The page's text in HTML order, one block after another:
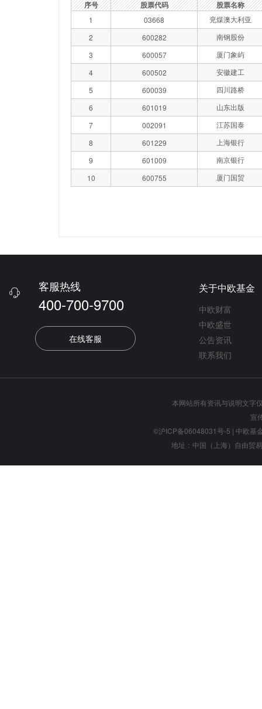
序号 股票代码 股票名称
1 03668
兖煤澳大利亚
2
600282
南钢股份
3
600057
厦门象屿
4
600502
安徽建工
5
600039
四川路桥
6
601019
山东出版
7
002091
江苏国泰
8
601229
上海银行
9
601009
南京银行
10
600755 厦门国贸
 客服热线
400-700-9700
在线客服
关于中欧基金
中欧财富
中欧盛世
公告资讯
联系我们
本网站所有资讯与说明文字
宣
©沪ICP备06048031号-5 | 中欧基
地址：中国（上海）自由贸